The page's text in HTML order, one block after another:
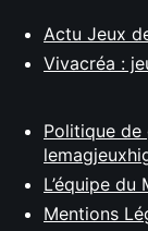
Actu Jeux
Vivacréa :
Politique de
L’équipe
Mentions